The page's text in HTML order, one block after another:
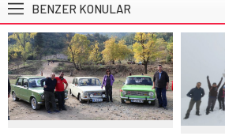
BENZER KONULAR